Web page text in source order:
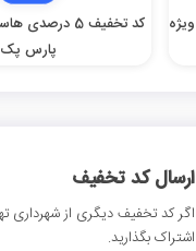
کد تخفیف 5
پارس پک
ارسال کد تخفیف
اگر کد تخفیف دیگری از شهرداری
اشتراک بگذارید.